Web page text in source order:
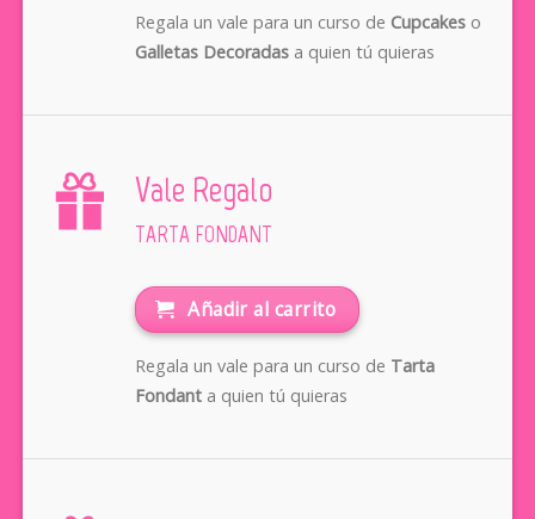
Regala un vale para un curso de Cupcakeso
Galletas Decoradasa quien tú quieras
Vale Regalo
TARTA FONDANT
Añadir al carrito
Regala un vale para un curso de Tarta
Fondanta quien tú quieras